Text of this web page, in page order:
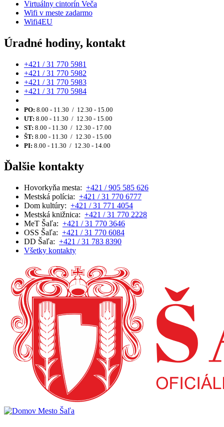
Virtuálny cintorín Veča
Wifi v meste zadarmo
Wifi4EU
Úradné hodiny, kontakt
+421 / 31 770 5981
+421 / 31 770 5982
+421 / 31 770 5983
+421 / 31 770 5984
PO: 8.00 - 11.30 / 12.30 - 15.00
UT: 8.00 - 11.30 / 12.30 - 15.00
ST: 8.00 - 11.30 / 12.30 - 17.00
ŠT: 8.00 - 11.30 / 12.30 - 15.00
PI: 8.00 - 11.30 / 12.30 - 14.00
Ďalšie kontakty
Hovorkyňa mesta: +421 / 905 585 626
Mestská polícia: +421 / 31 770 6777
Dom kultúry: +421 / 31 771 4054
Mestská knižnica: +421 / 31 770 2228
MeT Šaľa: +421 / 31 770 3646
OSS Šaľa: +421 / 31 770 6084
DD Šaľa: +421 / 31 783 8390
Všetky kontakty